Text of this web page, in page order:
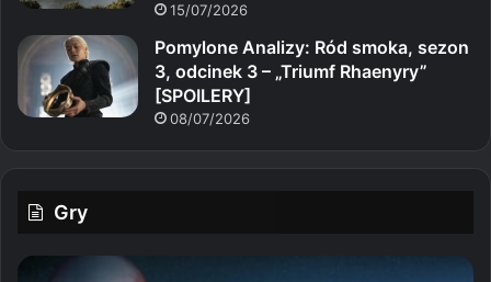
15/07/2026
Pomylone Analizy: Ród smoka, sezon
3, odcinek 3 – „Triumf Rhaenyry”
[SPOILERY]
08/07/2026
Gry